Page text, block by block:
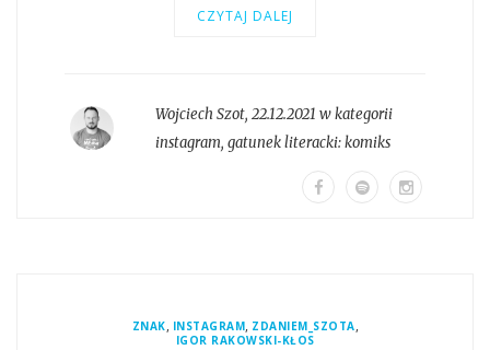
CZYTAJ DALEJ
Wojciech Szot, 22.12.2021 w kategorii
instagram, gatunek literacki:komiks
ZNAK, INSTAGRAM, ZDANIEM_SZOTA,
IGOR RAKOWSKI-KŁOS